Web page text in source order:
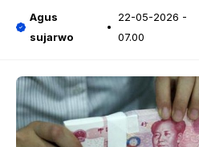
Agus
sujarwo
22-05-2026 -
07.00